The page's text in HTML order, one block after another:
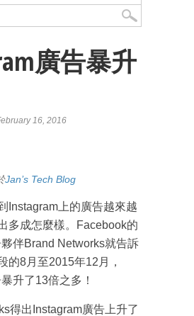
廣告暴升
16, 2016
Jan’s Tech Blog
Instagram上的廣告越來越
多成怎麼樣。Facebook的
夥伴Brand Networks就告訴
的8月至2015年12月，
升了13倍之多！
得出Instagram廣告上升了